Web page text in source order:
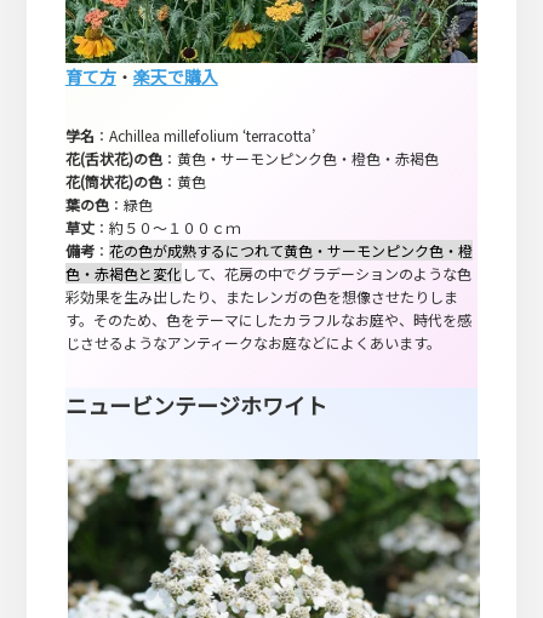
育て方・ 楽天で購入
学名 ：Achillea millefolium ‘terracotta’
花(舌状花)の色：黄色・サーモンピンク色・橙色・赤褐色
花(筒状花)の色：黄色
葉の色：緑色
草丈：約５０～１００ｃｍ
備考： 花の色が成熟するにつれて黄色・サーモンピンク色・橙
色・赤褐色と変化 して、花房の中でグラデーションのような色
彩効果を生み出したり、またレンガの色を想像させたりしま
す。そのため、色をテーマにしたカラフルなお庭や、時代を感
じさせるようなアンティークなお庭などによくあいます。
ニュービンテージホワイト